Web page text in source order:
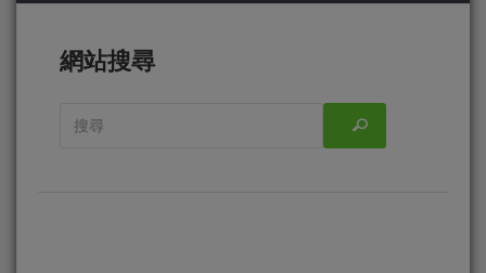
網站搜尋